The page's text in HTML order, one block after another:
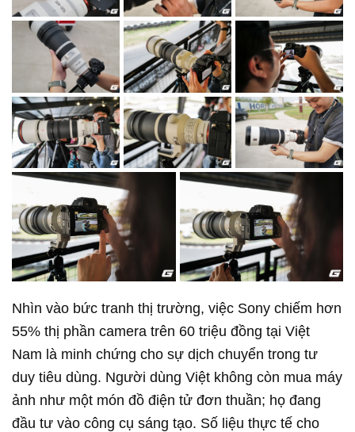
Nhìn vào bức tranh thị trường, việc Sony chiếm hơn
55% thị phần camera trên 60 triệu đồng tại Việt
Nam là minh chứng cho sự dịch chuyển trong tư
duy tiêu dùng. Người dùng Việt không còn mua máy
ảnh như một món đồ điện tử đơn thuần; họ đang
đầu tư vào công cụ sáng tạo. Số liệu thực tế cho